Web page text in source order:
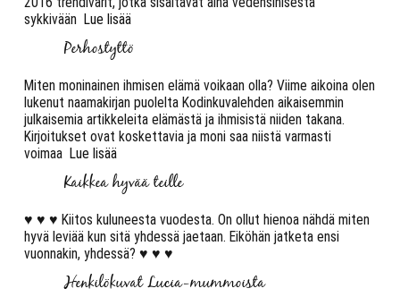
sykkivään Lue lisää
Perhostyttö
Miten moninainen ihmisen elämä voikaan olla? Viime aikoina olen
lukenut naamakirjan puolelta Kodinkuvalehden aikaisemmin
julkaisemia artikkeleita elämästä ja ihmisistä niiden takana.
Kirjoitukset ovat koskettavia ja moni saa niistä varmasti
voimaa Lue lisää
Kaikkea hyvää teille
♥ ♥ ♥ Kiitos kuluneesta vuodesta. On ollut hienoa nähdä miten
hyvä leviää kun sitä yhdessä jaetaan. Eiköhän jatketa ensi
vuonnakin, yhdessä? ♥ ♥ ♥
Henkilökuvat Lucia-mummoista